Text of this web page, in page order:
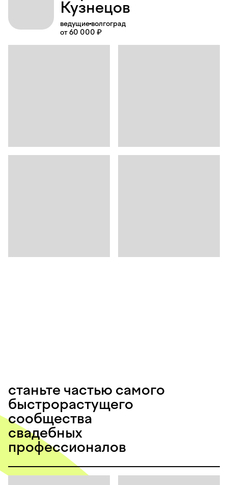
Кузнецов
ведущие волгоград
от 60 000 ₽
станьте частью самого
быстрорастущего
сообщества
свадебных
профессионалов